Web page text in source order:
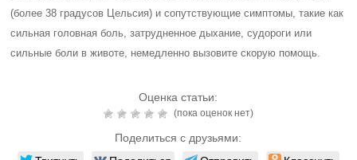
(более 38 градусов Цельсия) и сопутствующие симптомы, такие как
сильная головная боль, затрудненное дыхание, судороги или
сильные боли в животе, немедленно вызовите скорую помощь.
Оценка статьи:
(пока оценок нет)
Поделиться с друзьями: